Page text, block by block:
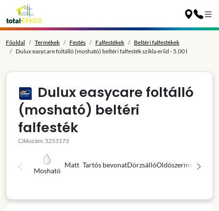
Főoldal Termékek Festés Falfestékek
Beltéri falfestékek
Dulux easycare foltálló (mosható) beltéri falfesték szikla erőd - 5.00 l
Dulux easycare foltálló
(mosható) beltéri
falfesték
Cikkszám: 5253173
Mosható
Matt Tartós bevonatDörzsállóOldószermentes